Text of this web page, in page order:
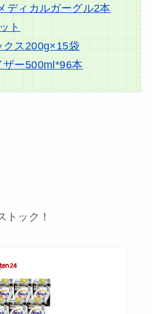
ディカルガーグル2本
ト
クス200g×15袋
ザー500ml*96本
トック！